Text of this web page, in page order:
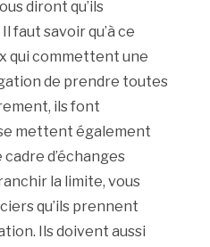
diront qu’ils
faut savoir qu’à ce
qui commettent une
de prendre toutes
ils font
mettent également
cadre d’échanges
la limite, vous
qu’ils prennent
Ils doivent aussi